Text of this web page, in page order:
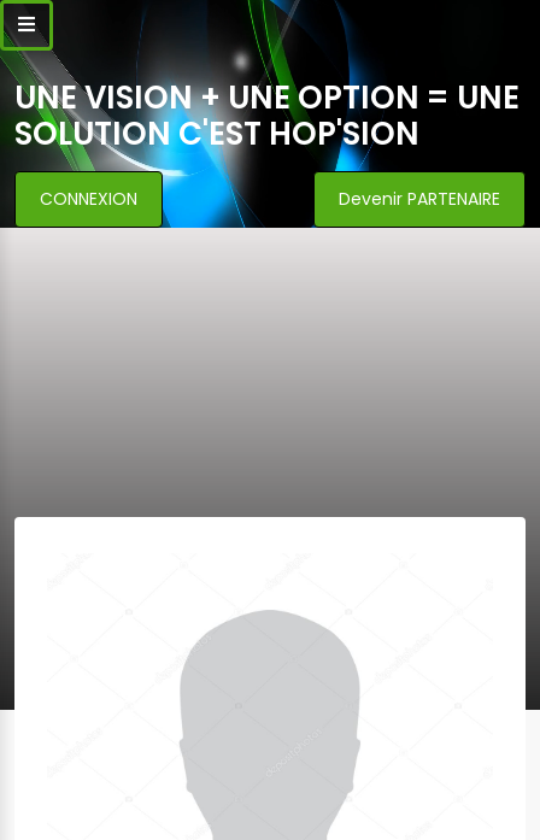
UNE VISION + UNE OPTION = UNE
SOLUTION C'EST HOP'SION
CONNEXION Devenir PARTENAIRE